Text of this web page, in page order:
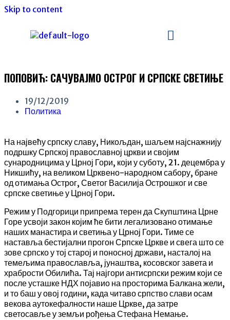
Skip to content
ПОПОВИЋ: САЧУВАЈМО ОСТРОГ И СРПСКЕ СВЕТИЊЕ
19/12/2019
Политика
На највећу српску славу, Никољдан, шаљем најснажнију
подршку Српској православној цркви и својим
сународницима у Црној Гори, који у суботу, 21. децембра у
Никшићу, на великом Црквено-народном сабору, бране
од отимања Острог, Светог Василија Острошког и све
српске светиње у Црној Гори.
Режим у Подгорици припрема терен да Скупштина Црне
Горе усвоји закон којим ће бити легализовано отимање
наших манастира и светиња у Црној Гори. Тиме се
наставља бестијални прогон Српске Цркве и свега што се
зове српско у тој старој и поносној држави, насталој на
темељима православља, јунаштва, косовског завета и
храбрости Обилића. Тај најгори антисрпски режим који се
после усташке НДХ појавио на просторима Балкана жели,
и то баш у овој години, када читаво српство слави осам
векова аутокефалности наше Цркве, да затре
светосавље у земљи рођења Стефана Немање.